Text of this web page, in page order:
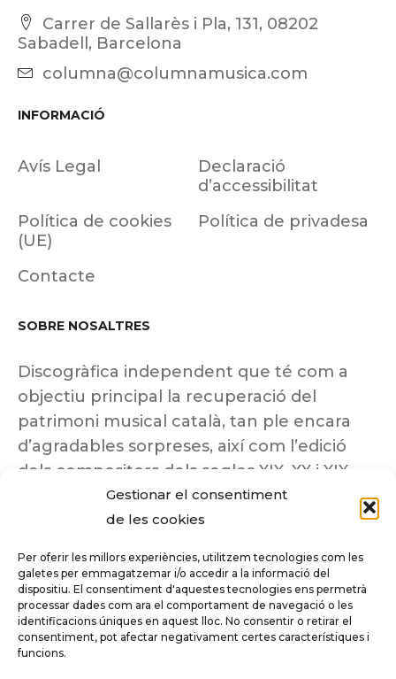
Gestionar el consentiment
de les cookies
Per oferir les millors experiències, utilitzem tecnologies com les
galetes per emmagatzemar i/o accedir a la informació del
dispositiu. El consentiment d'aquestes tecnologies ens permetrà
processar dades com ara el comportament de navegació o les
identificacions úniques en aquest lloc. No consentir o retirar el
consentiment, pot afectar negativament certes característiques i
funcions.
Carrer de Sallarès i Pla, 131, 08202
Sabadell, Barcelona
columna@columnamusica.com
INFORMACIÓ
Avís Legal
Declaració
d’accessibilitat
Política de cookies
(UE)
Política de privadesa
Contacte
SOBRE NOSALTRES
Discogràfica independent que té com a
objectiu principal la recuperació del
patrimoni musical català, tan ple encara
d’agradables sorpreses, així com l’edició
dels compositors dels segles XIX, XX i XIX
insuficientment coneguts.
Tots els drets reservats a ©Columna
Música.